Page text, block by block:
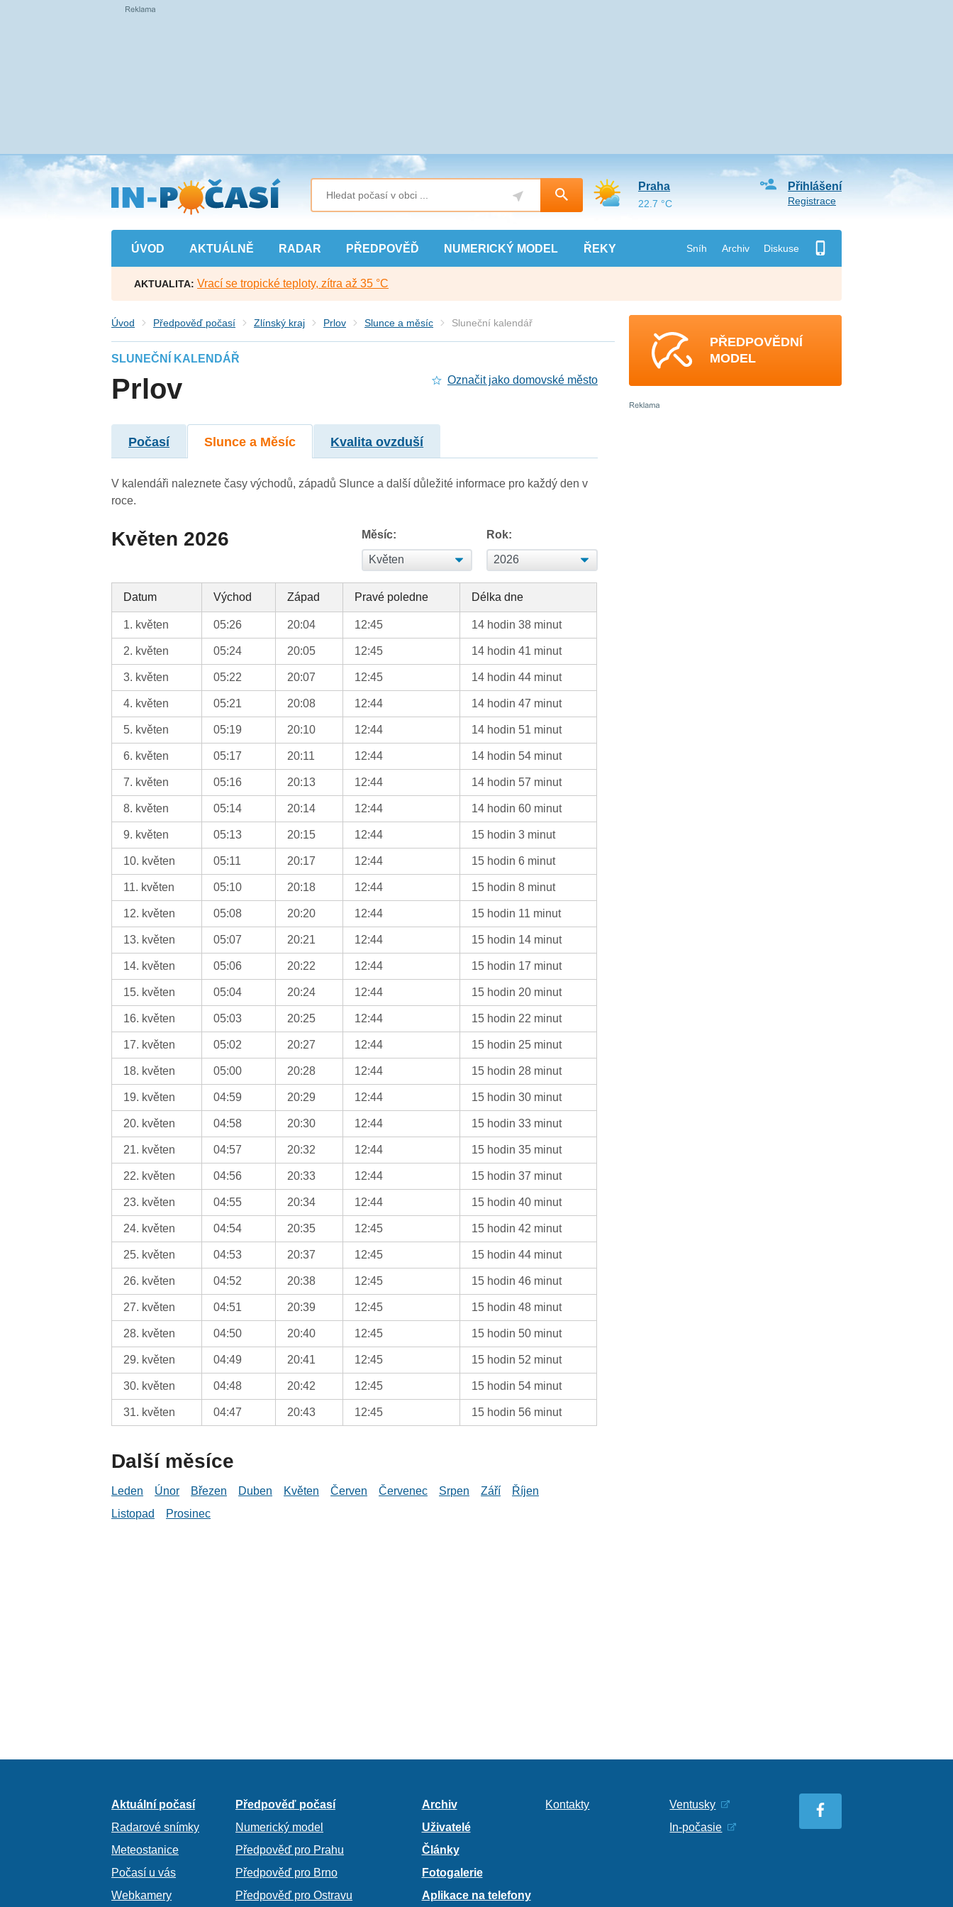
Přejít
na
hlavní
obsah
ÚVOD AKTUÁLNĚ RADAR PŘEDPOVĚĎ NUMERICKÝ MODEL ŘEKY Sníh Archiv Diskuse
Přihlášení
Registrace
Praha
22.7 °C
AKTUALITA: Vrací se tropické teploty, zítra až 35 °C
Úvod Předpověď počasí Zlínský kraj Prlov Slunce a měsíc Sluneční kalendář
SLUNEČNÍ KALENDÁŘ
Prlov Označit jako domovské město
Počasí Slunce a Měsíc Kvalita ovzduší
V kalendáři naleznete časy východů, západů Slunce a další důležité informace pro každý den v
roce.
Květen 2026 Měsíc: Rok:
Datum Východ Západ Pravé poledne Délka dne
1. květen 05:26 20:04 12:45 14 hodin 38 minut
2. květen 05:24 20:05 12:45 14 hodin 41 minut
3. květen 05:22 20:07 12:45 14 hodin 44 minut
4. květen 05:21 20:08 12:44 14 hodin 47 minut
5. květen 05:19 20:10 12:44 14 hodin 51 minut
6. květen 05:17 20:11 12:44 14 hodin 54 minut
7. květen 05:16 20:13 12:44 14 hodin 57 minut
8. květen 05:14 20:14 12:44 14 hodin 60 minut
9. květen 05:13 20:15 12:44 15 hodin 3 minut
10. květen 05:11 20:17 12:44 15 hodin 6 minut
11. květen 05:10 20:18 12:44 15 hodin 8 minut
12. květen 05:08 20:20 12:44 15 hodin 11 minut
13. květen 05:07 20:21 12:44 15 hodin 14 minut
14. květen 05:06 20:22 12:44 15 hodin 17 minut
15. květen 05:04 20:24 12:44 15 hodin 20 minut
16. květen 05:03 20:25 12:44 15 hodin 22 minut
17. květen 05:02 20:27 12:44 15 hodin 25 minut
18. květen 05:00 20:28 12:44 15 hodin 28 minut
19. květen 04:59 20:29 12:44 15 hodin 30 minut
20. květen 04:58 20:30 12:44 15 hodin 33 minut
21. květen 04:57 20:32 12:44 15 hodin 35 minut
22. květen 04:56 20:33 12:44 15 hodin 37 minut
23. květen 04:55 20:34 12:44 15 hodin 40 minut
24. květen 04:54 20:35 12:45 15 hodin 42 minut
25. květen 04:53 20:37 12:45 15 hodin 44 minut
26. květen 04:52 20:38 12:45 15 hodin 46 minut
27. květen 04:51 20:39 12:45 15 hodin 48 minut
28. květen 04:50 20:40 12:45 15 hodin 50 minut
29. květen 04:49 20:41 12:45 15 hodin 52 minut
30. květen 04:48 20:42 12:45 15 hodin 54 minut
31. květen 04:47 20:43 12:45 15 hodin 56 minut
Další měsíce
Leden Únor Březen Duben Květen Červen Červenec Srpen Září
Říjen
Listopad
Prosinec
PŘEDPOVĚDNÍ
MODEL
Aktuální počasí
Radarové snímky
Meteostanice
Počasí u vás
Webkamery
Předpověď počasí
Numerický model
Předpověď pro Prahu
Předpověď pro Brno
Předpověď pro Ostravu
Archiv
Uživatelé
Články
Fotogalerie
Aplikace na telefony
Kontakty
Ventusky
In-počasie